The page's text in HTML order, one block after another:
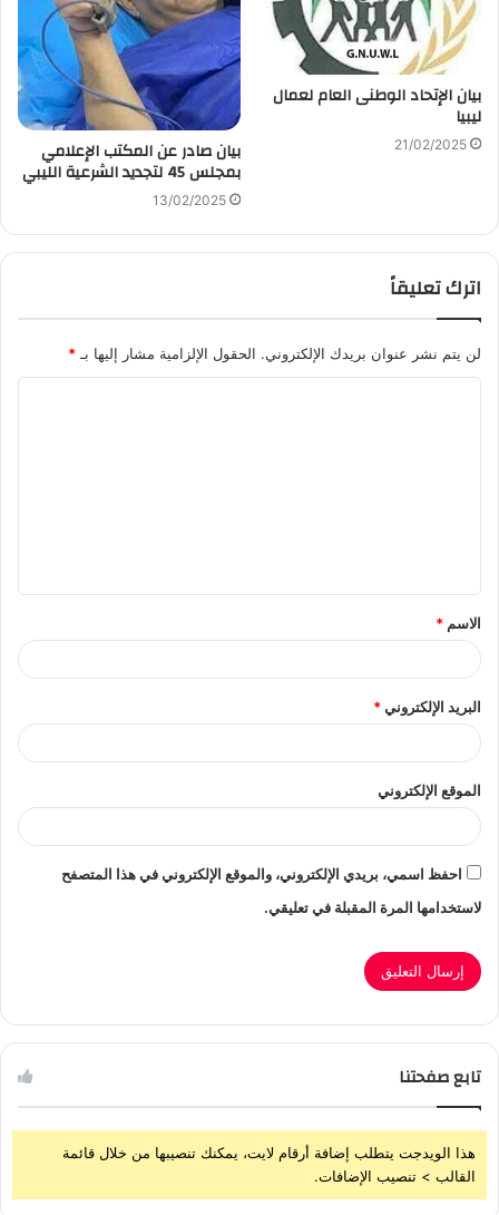
بيان الإتحاد الوطنى العام لعمال
ليبيا
21/02/2025 بيان صادر عن المكتب الإعلامي
بمجلس 45 لتجديد الشرعية الليبي
13/02/2025
اترك تعليقاً
لن يتم نشر عنوان بريدك الإلكتروني. الحقول الإلزامية مشار إليها بـ*
ق
*
الاسم *
البريد الإلكتروني*
الموقع الإلكتروني
احفظ اسمي، بريدي الإلكتروني، والموقع الإلكتروني في هذا المتصفح
لاستخدامها المرة المقبلة في تعليقي.
تابع صفحتنا
هذا الويدجت يتطلب إضافة أرقام لايت، يمكنك تنصيبها من خلال قائمة
القالب > تنصيب الإضافات.